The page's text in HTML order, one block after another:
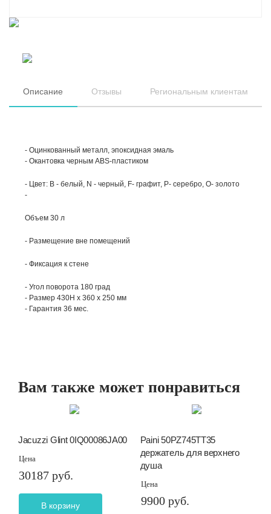
Описание Отзывы Региональным клиентам
- Оцинкованный металл, эпоксидная эмаль
- Окантовка черным ABS-пластиком
- Цвет: В - белый, N - черный, F- графит, P- серебро, О- золото
-
Объем 30 л
- Размещение вне помещений
- Фиксация к стене
- Угол поворота 180 град
- Размер 430H x 360 x 250 мм
- Гарантия 36 мес.
Вам также может понравиться
Jacuzzi Glint 0IQ00086JA00
Цена
30187 руб.
В корзину
Paini 50PZ745TT35
держатель для верхнего
душа
Цена
9900 руб.